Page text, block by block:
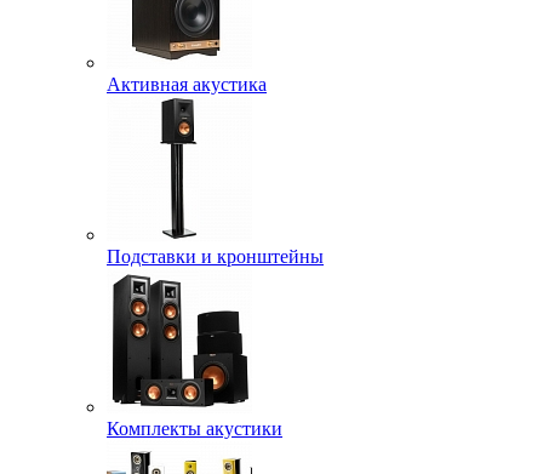
Активная акустика
Подставки и кронштейны
Комплекты акустики